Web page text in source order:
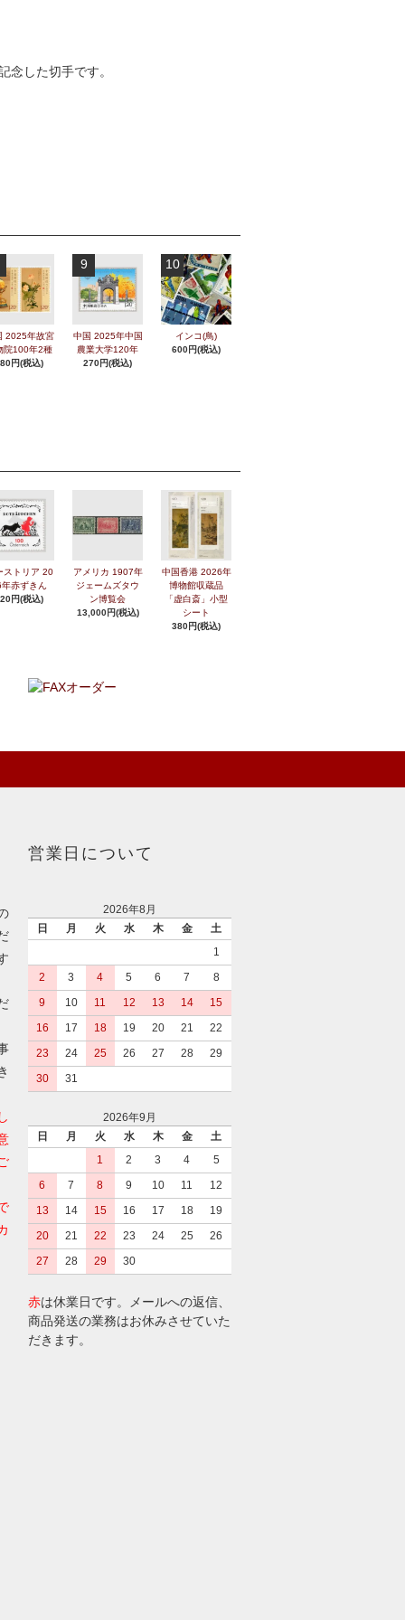
した切手です。
2025年故宮
院100年2種
円(税込)
9
中国 2025年中国
農業大学120年
270円(税込)
10
インコ(鳥)
600円(税込)
ストリア 20
赤ずきん
円(税込)
アメリカ 1907年
ジェームズタウ
ン博覧会
13,000円(税込)
中国香港 2026年
博物館収蔵品
「虚白斎」小型
シート
380円(税込)
営業日について
2026年8月
日
月 火 水 木 金
土
1
2
3 4 5 6 7
8
9
10 11 12 13 14
15
16
17 18 19 20 21
22
23
24 25 26 27 28
29
30
31
2026年9月
日
月 火 水 木 金
土
1
2 3 4
5
6
7 8 9 10 11
12
13
14 15 16 17 18
19
20
21 22 23 24 25
26
27
28 29 30
赤は休業日です。メールへの返信、
商品発送の業務はお休みさせていた
だきます。